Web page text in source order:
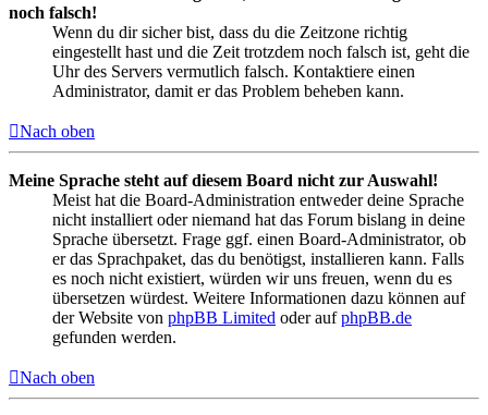
noch falsch!
Wenn du dir sicher bist, dass du die Zeitzone richtig
eingestellt hast und die Zeit trotzdem noch falsch ist, geht die
Uhr des Servers vermutlich falsch. Kontaktiere einen
Administrator, damit er das Problem beheben kann.
Nach oben
Meine Sprache steht auf diesem Board nicht zur Auswahl!
Meist hat die Board-Administration entweder deine Sprache
nicht installiert oder niemand hat das Forum bislang in deine
Sprache übersetzt. Frage ggf. einen Board-Administrator, ob
er das Sprachpaket, das du benötigst, installieren kann. Falls
es noch nicht existiert, würden wir uns freuen, wenn du es
übersetzen würdest. Weitere Informationen dazu können auf
der Website von phpBB Limited oder aufphpBB.de
gefunden werden.
Nach oben